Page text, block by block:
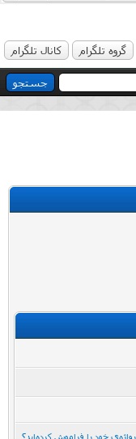
گروه تلگرام کانال تلگرام
خود را فراموش کرده‌اید؟